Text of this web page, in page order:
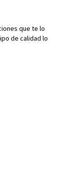
que te lo
de calidad lo